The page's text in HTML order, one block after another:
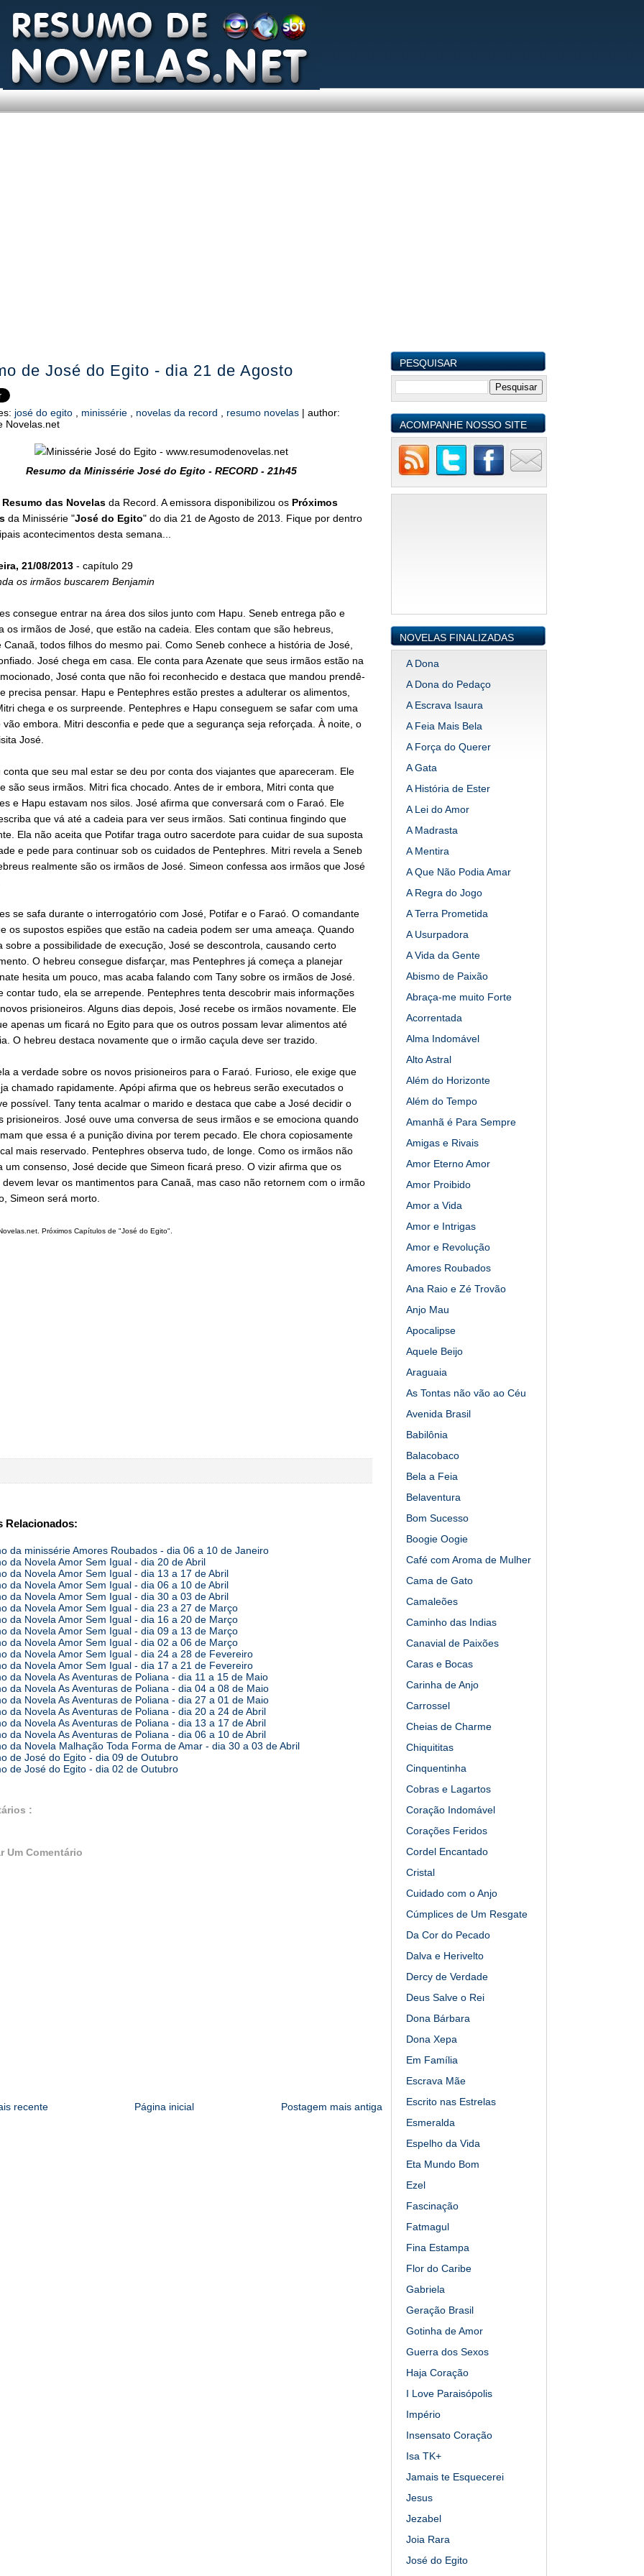
de José do Egito - dia 21 de Agosto
josé do egito minissérie novelas da record resumo novelas | author:
Novelas.net
Resumo da Minissérie José do Egito - RECORD - 21h45
Resumo das Novelasda Record. A emissora disponibilizou os Próximos
da Minissérie "José do Egito" do dia 21 de Agosto de 2013. Fique por dentro
acontecimentos desta semana...
21/08/2013- capítulo 29
os irmãos buscarem Benjamin
consegue entrar na área dos silos junto com Hapu. Seneb entrega pão e
os irmãos de José, que estão na cadeia. Eles contam que são hebreus,
Canaã, todos filhos do mesmo pai. Como Seneb conhece a história de José,
José chega em casa. Ele conta para Azenate que seus irmãos estão na
José conta que não foi reconhecido e destaca que mandou prendê-
precisa pensar. Hapu e Pentephres estão prestes a adulterar os alimentos,
chega e os surpreende. Pentephres e Hapu conseguem se safar com uma
vão embora. Mitri desconfia e pede que a segurança seja reforçada. À noite, o
José.
conta que seu mal estar se deu por conta dos viajantes que apareceram. Ele
são seus irmãos. Mitri fica chocado. Antes de ir embora, Mitri conta que
e Hapu estavam nos silos. José afirma que conversará com o Faraó. Ele
que vá até a cadeia para ver seus irmãos. Sati continua fingindo que
Ela não aceita que Potifar traga outro sacerdote para cuidar de sua suposta
e pede para continuar sob os cuidados de Pentephres. Mitri revela a Seneb
realmente são os irmãos de José. Simeon confessa aos irmãos que José
se safa durante o interrogatório com José, Potifar e o Faraó. O comandante
os supostos espiões que estão na cadeia podem ser uma ameaça. Quando
sobre a possibilidade de execução, José se descontrola, causando certo
O hebreu consegue disfarçar, mas Pentephres já começa a planejar
hesita um pouco, mas acaba falando com Tany sobre os irmãos de José.
contar tudo, ela se arrepende. Pentephres tenta descobrir mais informações
prisioneiros. Alguns dias depois, José recebe os irmãos novamente. Ele
apenas um ficará no Egito para que os outros possam levar alimentos até
O hebreu destaca novamente que o irmão caçula deve ser trazido.
a verdade sobre os novos prisioneiros para o Faraó. Furioso, ele exige que
chamado rapidamente. Apópi afirma que os hebreus serão executados o
possível. Tany tenta acalmar o marido e destaca que cabe a José decidir o
prisioneiros. José ouve uma conversa de seus irmãos e se emociona quando
que essa é a punição divina por terem pecado. Ele chora copiosamente
mais reservado. Pentephres observa tudo, de longe. Como os irmãos não
um consenso, José decide que Simeon ficará preso. O vizir afirma que os
devem levar os mantimentos para Canaã, mas caso não retornem com o irmão
Simeon será morto.
Próximos Capítulos de "José do Egito".
Relacionados:
da minissérie Amores Roubados - dia 06 a 10 de Janeiro
da Novela Amor Sem Igual - dia 20 de Abril
da Novela Amor Sem Igual - dia 13 a 17 de Abril
da Novela Amor Sem Igual - dia 06 a 10 de Abril
da Novela Amor Sem Igual - dia 30 a 03 de Abril
da Novela Amor Sem Igual - dia 23 a 27 de Março
da Novela Amor Sem Igual - dia 16 a 20 de Março
da Novela Amor Sem Igual - dia 09 a 13 de Março
da Novela Amor Sem Igual - dia 02 a 06 de Março
da Novela Amor Sem Igual - dia 24 a 28 de Fevereiro
da Novela Amor Sem Igual - dia 17 a 21 de Fevereiro
da Novela As Aventuras de Poliana - dia 11 a 15 de Maio
da Novela As Aventuras de Poliana - dia 04 a 08 de Maio
da Novela As Aventuras de Poliana - dia 27 a 01 de Maio
da Novela As Aventuras de Poliana - dia 20 a 24 de Abril
da Novela As Aventuras de Poliana - dia 13 a 17 de Abril
da Novela As Aventuras de Poliana - dia 06 a 10 de Abril
da Novela Malhação Toda Forma de Amar - dia 30 a 03 de Abril
de José do Egito - dia 09 de Outubro
de José do Egito - dia 02 de Outubro
:
Um Comentário
recente Postagem mais antiga
Página inicial
PESQUISAR
ACOMPANHE NOSSO SITE
NOVELAS FINALIZADAS
A Dona
A Dona do Pedaço
A Escrava Isaura
A Feia Mais Bela
A Força do Querer
A Gata
A História de Ester
A Lei do Amor
A Madrasta
A Mentira
A Que Não Podia Amar
A Regra do Jogo
A Terra Prometida
A Usurpadora
A Vida da Gente
Abismo de Paixão
Abraça-me muito Forte
Acorrentada
Alma Indomável
Alto Astral
Além do Horizonte
Além do Tempo
Amanhã é Para Sempre
Amigas e Rivais
Amor Eterno Amor
Amor Proibido
Amor a Vida
Amor e Intrigas
Amor e Revolução
Amores Roubados
Ana Raio e Zé Trovão
Anjo Mau
Apocalipse
Aquele Beijo
Araguaia
As Tontas não vão ao Céu
Avenida Brasil
Babilônia
Balacobaco
Bela a Feia
Belaventura
Bom Sucesso
Boogie Oogie
Café com Aroma de Mulher
Cama de Gato
Camaleões
Caminho das Indias
Canavial de Paixões
Caras e Bocas
Carinha de Anjo
Carrossel
Cheias de Charme
Chiquititas
Cinquentinha
Cobras e Lagartos
Coração Indomável
Corações Feridos
Cordel Encantado
Cristal
Cuidado com o Anjo
Cúmplices de Um Resgate
Da Cor do Pecado
Dalva e Herivelto
Dercy de Verdade
Deus Salve o Rei
Dona Bárbara
Dona Xepa
Em Família
Escrava Mãe
Escrito nas Estrelas
Esmeralda
Espelho da Vida
Eta Mundo Bom
Ezel
Fascinação
Fatmagul
Fina Estampa
Flor do Caribe
Gabriela
Geração Brasil
Gotinha de Amor
Guerra dos Sexos
Haja Coração
I Love Paraisópolis
Império
Insensato Coração
Isa TK+
Jamais te Esquecerei
Jesus
Jezabel
Joia Rara
José do Egito